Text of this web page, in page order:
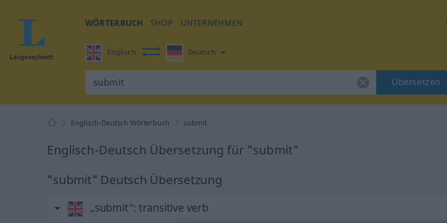
WÖRTERBUCH SHOP UNTERNEHMEN
Englisch Deutsch
Übersetzen
Englisch-Deutsch Wörterbuch submit
Englisch-Deutsch Übersetzung für "submit"
"submit" Deutsch Übersetzung
„submit“: transitive verb